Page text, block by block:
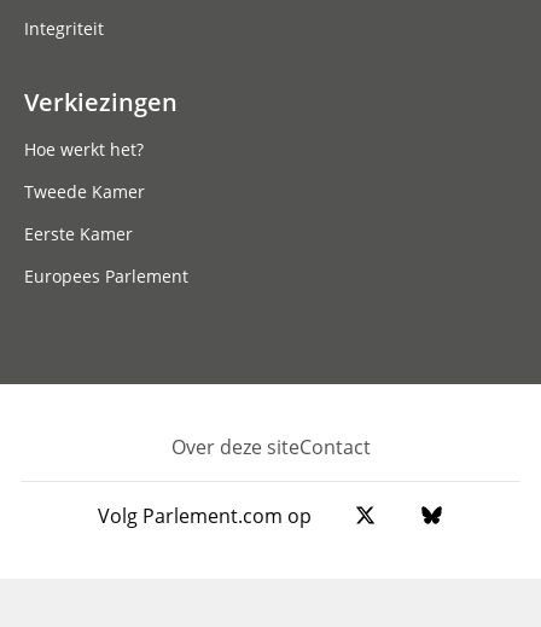
Integriteit
Verkiezingen
Hoe werkt het?
Tweede Kamer
Eerste Kamer
Europees Parlement
Footer
Over deze siteContact
Volg Parlement.com op